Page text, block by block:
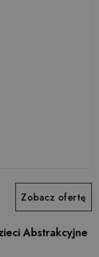
Zobacz ofertę
Abstrakcyjne